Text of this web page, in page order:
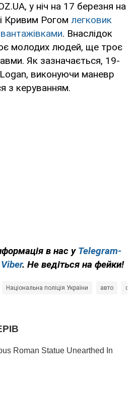
у ніч на 17 березня на
Кривим Рогом легковик
. Внаслідок
молодих людей, ще троє
Як зазначається, 19-
Logan, виконуючи маневр
з керуванням.
в нас у Telegram-
Viber. Не ведіться на фейки!
Національна поліція України авто